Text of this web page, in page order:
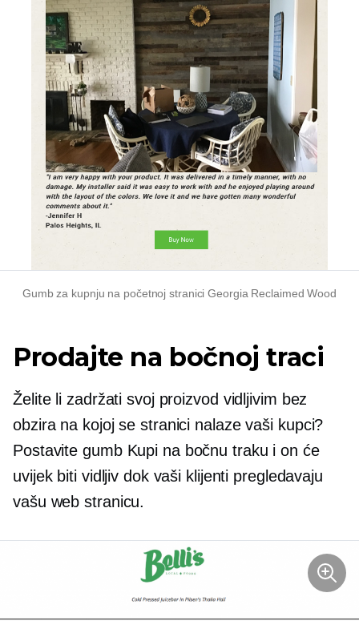
Gumb za kupnju na početnoj stranici Georgia Reclaimed Wood
Prodajte na bočnoj traci
Želite li zadržati svoj proizvod vidljivim bez
obzira na kojoj se stranici nalaze vaši kupci?
Postavite gumb Kupi na bočnu traku i on će
uvijek biti vidljiv dok vaši klijenti pregledavaju
vašu web stranicu.